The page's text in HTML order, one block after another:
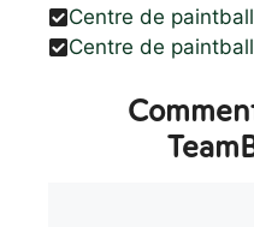
Centre de
Centre de